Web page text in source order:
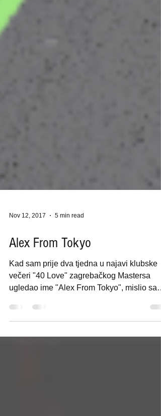
5 min read
Alex From Tokyo
večeri "40 Love" zagrebačkog Mastersa
ugledao ime "Alex From Tokyo", mislio sam
kako ću to...